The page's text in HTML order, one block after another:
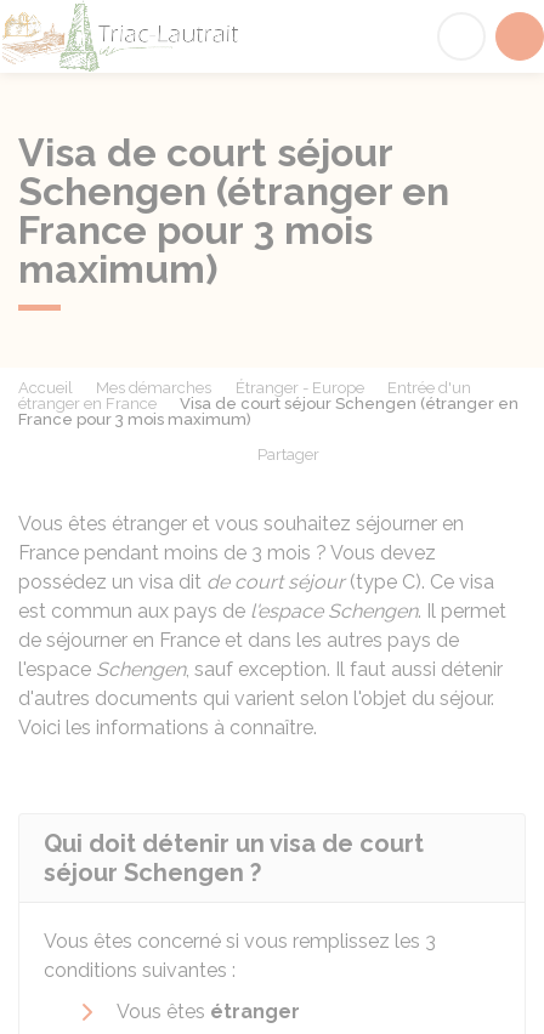
Visa de court séjour
Schengen (étranger en
France pour 3 mois
maximum)
Accueil Mes démarches Étranger - Europe
Entrée d'un
étranger en France
Visa de court séjour Schengen (étranger en
France pour 3 mois maximum)
Partager
Vous êtes étranger et vous souhaitez séjourner en
France pendant moins de 3 mois ? Vous devez
possédez un visa dit de court séjour(type C). Ce visa
est commun aux pays de l'espace Schengen. Il permet
de séjourner en France et dans les autres pays de
l'espace Schengen, sauf exception. Il faut aussi détenir
d'autres documents qui varient selon l'objet du séjour.
Voici les informations à connaître.
Qui doit détenir un visa de court
séjour Schengen ?
Vous êtes concerné si vous remplissez les 3
conditions suivantes :
Vous êtes étranger